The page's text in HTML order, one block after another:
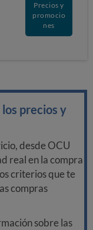
Precios y
promocio
nes
precios y
desde OCU
real en la compra
criterios que te
compras
sobre las